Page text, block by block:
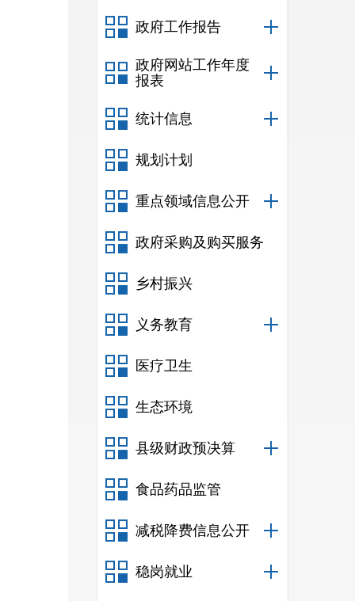
政府工作报告
政府网站工作年度
报表
统计信息
规划计划
重点领域信息公开
政府采购及购买服务
乡村振兴
义务教育
医疗卫生
生态环境
县级财政预决算
食品药品监管
减税降费信息公开
稳岗就业